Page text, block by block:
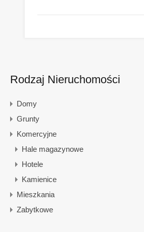
Rodzaj Nieruchomości
Domy
Grunty
Komercyjne
Hale magazynowe
Hotele
Kamienice
Mieszkania
Zabytkowe